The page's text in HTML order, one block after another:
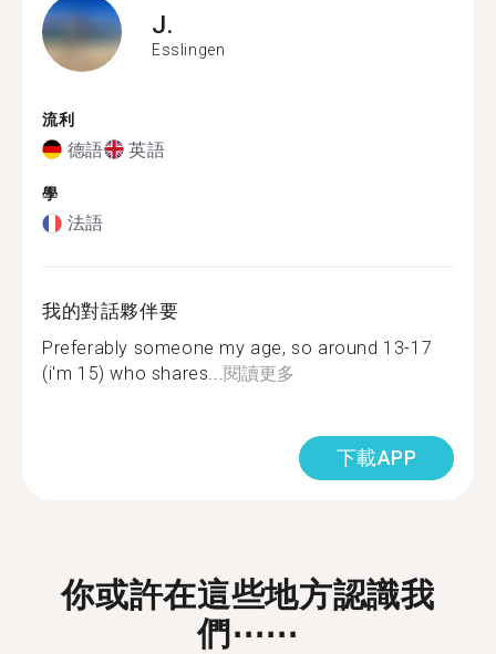
J.
Esslingen
流利
德語 英語
學
法語
我的對話夥伴要
Preferably someone my age, so around 13-17
(i'm 15) who shares...閱讀更多
下載APP
你或許在這些地方認識我
們⋯⋯